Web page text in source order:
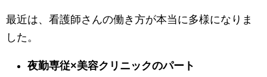
最近は、看護師さんの働き方が本当に多様になりま
した。
夜勤専従×美容クリニックのパート